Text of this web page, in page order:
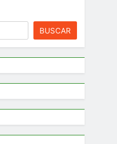
BUSCAR